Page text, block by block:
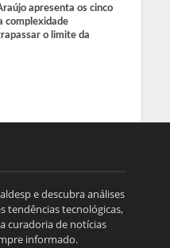
apresenta os cinco
complexidade
o limite da
e descubra análises
tendências tecnológicas,
curadoria de notícias
informado.